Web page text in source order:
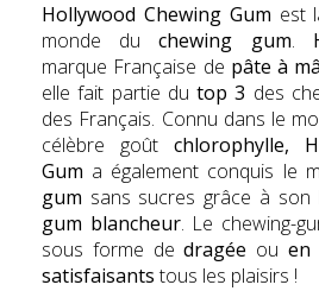
Hollywood Chewing Gum est
monde duchewing gum.
marque Française de pâte à
elle fait partie du top 3 des
des Français. Connu dans le
célèbre goût chlorophylle,
Gum a également conquis le
gum sans sucres grâce à son
gum blancheur. Le chewing-
sous forme de dragée ou en
satisfaisantstous les plaisirs !